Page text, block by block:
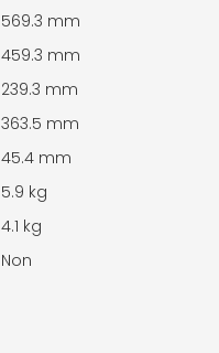
569.3 mm
459.3 mm
239.3 mm
363.5 mm
45.4 mm
5.9 kg
4.1 kg
Non